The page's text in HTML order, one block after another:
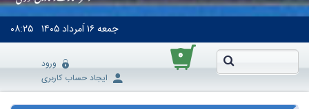
جمعه۱۶ اَمرداد ۱۴۰۵ ۰۸:۲۵
۰
ورود
ایجاد حساب کاربری